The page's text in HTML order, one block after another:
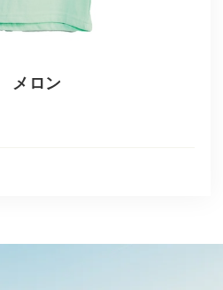
メロン